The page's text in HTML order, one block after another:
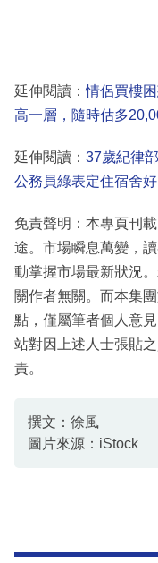
延伸閱讀：情侶買樓
高一層，隨時估多
延伸閱讀： 37歲紀律
公務員綠表定住宿舍好
免責聲明：本專頁刊
途。市場瞬息萬變，
動掌握市場最新狀況
關作者無關。而本集
點，僅屬筆者個人意
站對因上述人士張貼
責。
撰文：徐風
圖片來源：iStock